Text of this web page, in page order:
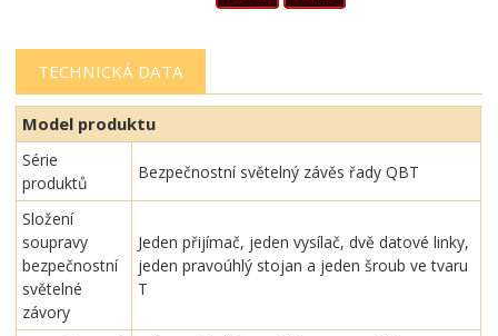
TECHNICKÁ DATA
Model produktu
Série
produktů
Bezpečnostní světelný závěs řady QBT
Složení
soupravy
bezpečnostní
světelné
závory
Jeden přijímač, jeden vysílač, dvě datové linky,
jeden pravoúhlý stojan a jeden šroub ve tvaru
T